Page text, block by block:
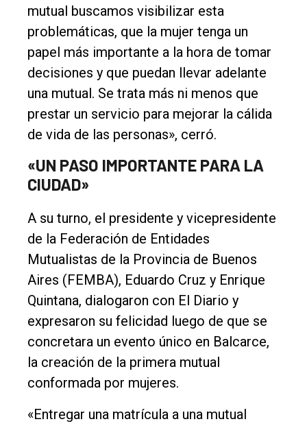
mutual buscamos visibilizar esta
problemáticas, que la mujer tenga un
papel más importante a la hora de tomar
decisiones y que puedan llevar adelante
una mutual. Se trata más ni menos que
prestar un servicio para mejorar la cálida
de vida de las personas», cerró.
«UN PASO IMPORTANTE PARA LA
CIUDAD»
A su turno, el presidente y vicepresidente
de la Federación de Entidades
Mutualistas de la Provincia de Buenos
Aires (FEMBA), Eduardo Cruz y Enrique
Quintana, dialogaron con El Diario y
expresaron su felicidad luego de que se
concretara un evento único en Balcarce,
la creación de la primera mutual
conformada por mujeres.
«Entregar una matrícula a una mutual